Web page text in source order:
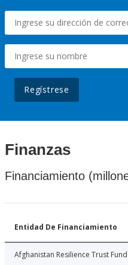
Regístrese
Finanzas
Financiamiento
Entidad De Financiamiento
Afghanistan Resilience Trust Fund